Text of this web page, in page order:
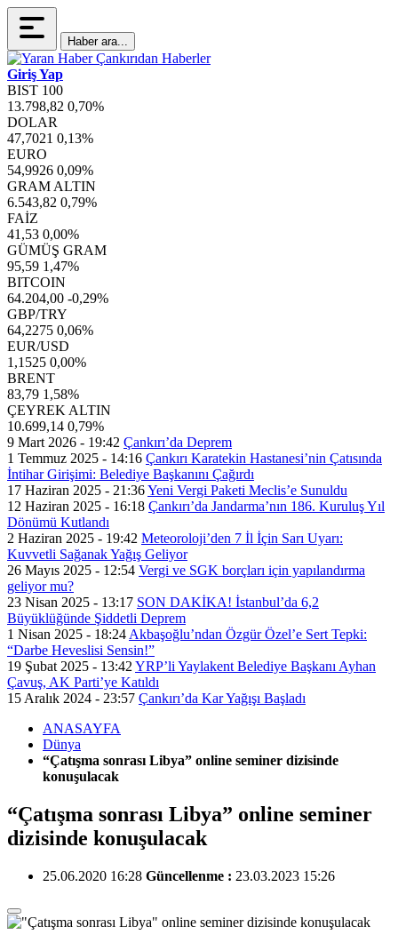
Haber ara...
Giriş Yap
BIST 100
13.798,82 0,70%
DOLAR
47,7021 0,13%
EURO
54,9926 0,09%
GRAM ALTIN
6.543,82 0,79%
FAİZ
41,53 0,00%
GÜMÜŞ GRAM
95,59 1,47%
BITCOIN
64.204,00 -0,29%
GBP/TRY
64,2275 0,06%
EUR/USD
1,1525 0,00%
BRENT
83,79 1,58%
ÇEYREK ALTIN
10.699,14 0,79%
9 Mart 2026 - 19:42 Çankırı’da Deprem
1 Temmuz 2025 - 14:16 Çankırı Karatekin Hastanesi’nin Çatısında
İntihar Girişimi: Belediye Başkanını Çağırdı
17 Haziran 2025 - 21:36Yeni Vergi Paketi Meclis’e Sunuldu
12 Haziran 2025 - 16:18 Çankırı’da Jandarma’nın 186. Kuruluş Yıl
Dönümü Kutlandı
2 Haziran 2025 - 19:42 Meteoroloji’den 7 İl İçin Sarı Uyarı:
Kuvvetli Sağanak Yağış Geliyor
26 Mayıs 2025 - 12:54 Vergi ve SGK borçları için yapılandırma
geliyor mu?
23 Nisan 2025 - 13:17 SON DAKİKA! İstanbul’da 6,2
Büyüklüğünde Şiddetli Deprem
1 Nisan 2025 - 18:24 Akbaşoğlu’ndan Özgür Özel’e Sert Tepki:
“Darbe Heveslisi Sensin!”
19 Şubat 2025 - 13:42 YRP’li Yaylakent Belediye Başkanı Ayhan
Çavuş, AK Parti’ye Katıldı
15 Aralık 2024 - 23:57 Çankırı’da Kar Yağışı Başladı
ANASAYFA
Dünya
“Çatışma sonrası Libya” online seminer dizisinde
konuşulacak
“Çatışma sonrası Libya” online seminer
dizisinde konuşulacak
25.06.2020 16:28 Güncellenme : 23.03.2023 15:26